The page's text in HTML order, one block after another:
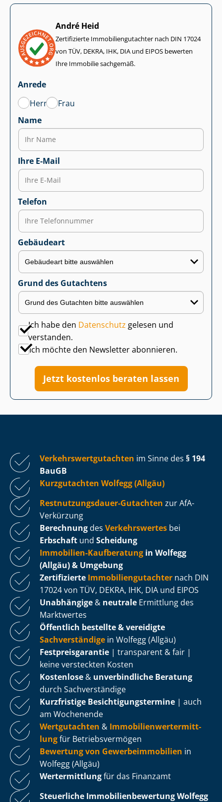
André Heid
Zertifizierte Im­mo­bi­li­en­gut­ach­ter nach DIN 17024
von TÜV, DEKRA, IHK, DIA und EIPOS bewerten
Ihre Immobilie sachgemäß.
Anrede
Herr
Frau
Name
Ihre E-Mail
Telefon
Gebäudeart
Grund des Gutachtens
Ich habe den Datenschutz gelesen und
verstanden.
Ich möchte den Newsletter abonnieren.
Jetzt kostenlos beraten lassen
Ver­kehrs­wert­gut­ach­ten im Sinne des § 194
BauGB
Kurzgutachten Wolfegg (Allgäu)
Rest­nut­zungs­dau­er-Gutachten zur AfA-
Verkürzung
Berechnung des Verkehrswertes bei
Erbschaft und Scheidung
Immobilien-Kaufberatung in Wolfegg
(Allgäu) & Umgebung
Zertifizierte Im­mo­bi­li­en­gut­ach­ter nach DIN
17024 von TÜV, DEKRA, IHK, DIA und EIPOS
Unabhängige & neutrale Ermittlung des
Marktwertes
Öffentlich bestellte & vereidigte
Sachverständige in Wolfegg (Allgäu)
Fest­preis­ga­ran­tie | transparent & fair |
keine versteckten Kosten
Kostenlose & unverbindliche Beratung
durch Sachverständige
Kurzfristige Be­sich­ti­gungs­ter­mi­ne | auch
am Wochenende
Wertgutachten & Im­mo­bi­li­en­wert­ermitt­
lungfür Be­triebs­ver­mö­gen
Bewertung von Ge­wer­be­im­mo­bi­li­en in
Wolfegg (Allgäu)
Wertermittlungfür das Finanzamt
Steuerliche Im­mo­bi­li­en­be­wer­tungWolfegg